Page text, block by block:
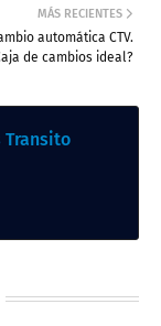
MÁS RECIENTES
automática CTV.
de cambios ideal?
Transito